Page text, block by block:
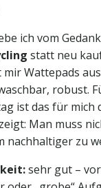
ich vom
statt neu
Wattepads aus
robust.
ist das für mich
Man muss
nachhaltiger zu
sehr gut –